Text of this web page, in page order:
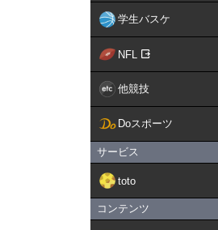
学生バスケ
NFL
他競技
Doスポーツ
サービス
toto
コンテンツ